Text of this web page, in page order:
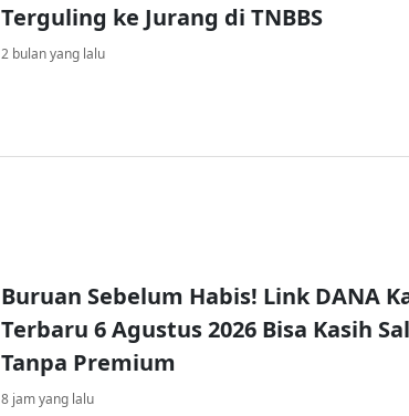
Terguling ke Jurang di TNBBS
2 bulan yang lalu
Buruan Sebelum Habis! Link DANA
Terbaru 6 Agustus 2026 Bisa Kasih
Tanpa Premium
8 jam yang lalu